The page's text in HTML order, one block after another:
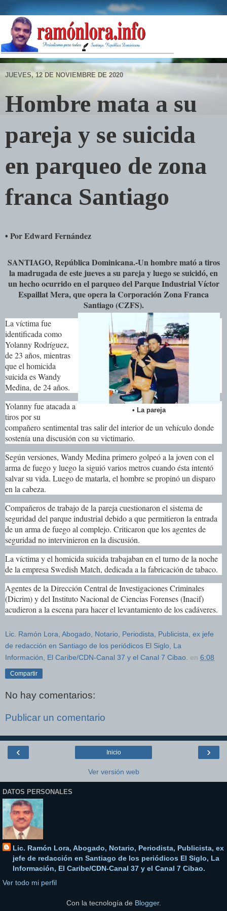
JUEVES, 12 DE NOVIEMBRE DE 2020
Hombre mata a su
pareja y se suicida
en parqueo de zona
franca Santiago
• Por Edward Fernández
SANTIAGO, República Dominicana.-Un hombre mató a tiros
la madrugada de este jueves a su pareja y luego se suicidó, en
un hecho ocurrido en el parqueo del Parque Industrial Víctor
Espaillat Mera, que opera la Corporación Zona Franca
Santiago (CZFS).
• La pareja
La víctima fue
identificada como
Yolanny Rodríguez,
de 23 años, mientras
que el homicida
suicida es Wandy
Medina, de 24 años.
Yolanny fue atacada a
tiros por su
compañero sentimental tras salir del interior de un vehículo donde
sostenía una discusión con su victimario.
Según versiones, Wandy Medina primero golpeó a la joven con el
arma de fuego y luego la siguió varios metros cuando ésta intentó
salvar su vida. Luego de matarla, el hombre se propinó un disparo
en la cabeza.
Compañeros de trabajo de la pareja cuestionaron el sistema de
seguridad del parque industrial debido a que permitieron la entrada
de un arma de fuego al complejo. Criticaron que los agentes de
seguridad no intervinieron en la discusión.
La víctima y el homicida suicida trabajaban en el turno de la noche
de la empresa Swedish Match, dedicada a la fabricación de tabaco.
Agentes de la Dirección Central de Investigaciones Criminales
(Dicrim) y del Instituto Nacional de Ciencias Forenses (Inacif)
acudieron a la escena para hacer el levantamiento de los cadáveres.
Lic. Ramón Lora, Abogado, Notario, Periodista, Publicista, ex jefe
de redacción en Santiago de los periódicos El Siglo, La
Información, El Caribe/CDN-Canal 37 y el Canal 7 Cibao. en 6:08
Compartir
No hay comentarios:
Publicar un comentario
‹ ›
Inicio
Ver versión web
DATOS PERSONALES
Lic. Ramón Lora, Abogado, Notario, Periodista, Publicista, ex
jefe de redacción en Santiago de los periódicos El Siglo, La
Información, El Caribe/CDN-Canal 37 y el Canal 7 Cibao.
Ver todo mi perfil
Con la tecnología de Blogger.